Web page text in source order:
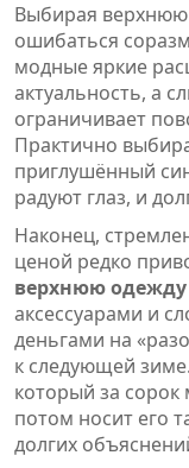
Выбирая верхнюю
ошибаться
модные яркие
актуальность, а
ограничивает
Практично
приглушённый
радуют глаз, и
Наконец,
ценой редко
верхнюю одежду
аксессуарами и
деньгами на
к следующей
который за сорок
потом носит его
долгих